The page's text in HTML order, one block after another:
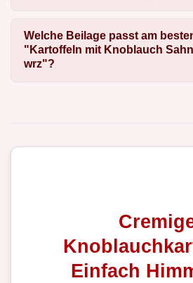
Welche Beilage passt am
"Kartoffeln mit Knoblauch
wrz"?
Einfach